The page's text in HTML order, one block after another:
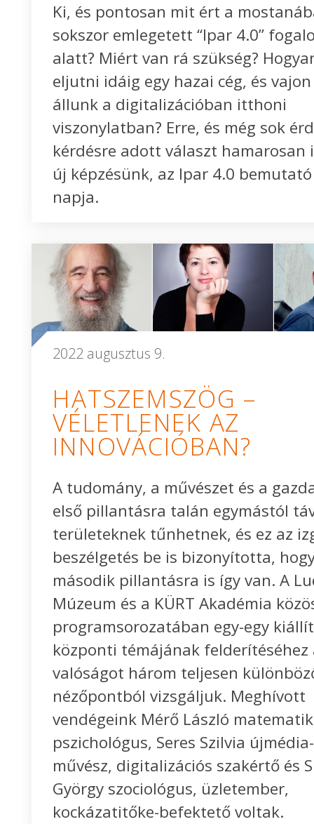
Ki, és pontosan mit ért a
sokszor emlegetett “Ipar 4.0”
alatt? Miért van rá szükség?
eljutni idáig egy hazai cég, és
állunk a digitalizációban itthoni
viszonylatban? Erre, és még sok
kérdésre adott választ hamarosan
új képzésünk, az Ipar 4.0
napja.
2022 augusztus 9.
HATSZEMSZÖG –
VÉLETLENEK AZ
INNOVÁCIÓBAN?
A tudomány, a művészet és a
első pillantásra talán egymástól
területeknek tűnhetnek, és ez az
beszélgetés be is bizonyította,
második pillantásra is így van. A
Múzeum és a KÜRT Akadémia
programsorozatában egy-egy
központi témájának felderítéséhez
valóságot három teljesen
nézőpontból vizsgáljuk. Meghívott
vendégeink Mérő László
pszichológus, Seres Szilvia újmédia-
művész, digitalizációs szakértő és
György szociológus, üzletember,
kockázatitőke-befektető voltak.